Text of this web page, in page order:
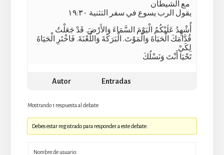
يقول الرب يسوع في سفر التثنية ١٩:٣٠
قُدَّامَكَ الْحَيَاةَ وَالْمَوْتَ. الْبَرَكَةَ وَاللَّعْنَةَ. فَاخْتَرِ الْحَيَاةَ
لِكَيْ
تَحْيَا أَنْتَ وَنَسْلُكَ
Autor Entradas
Mostrando 1 respuesta al debate
Debes estar registrado para responder a este debate.
Nombre de usuario: